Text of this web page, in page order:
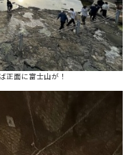
正面に富士山が！